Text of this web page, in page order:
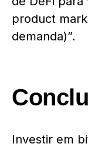
product
demanda)”.
Investir em